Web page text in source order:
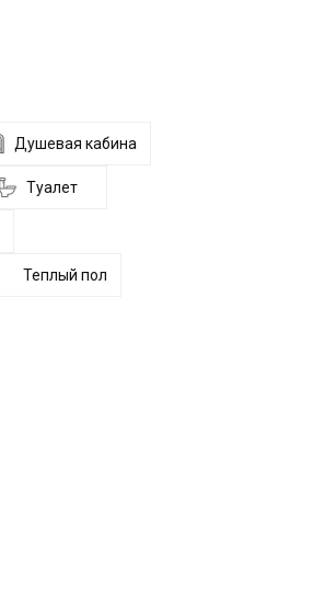
Душевая кабина
Туалет
Теплый пол